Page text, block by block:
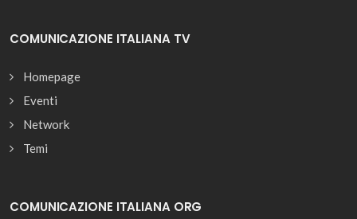
COMUNICAZIONE ITALIANA TV
Homepage
Eventi
Network
Temi
COMUNICAZIONE ITALIANA ORG